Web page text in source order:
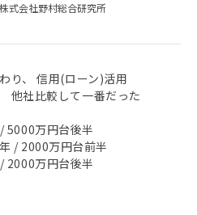
株式会社野村総合研究所
り、 信用(ローン)活用
他社比較して一番だった
5000万円台後半
/ 2000万円台前半
2000万円台後半